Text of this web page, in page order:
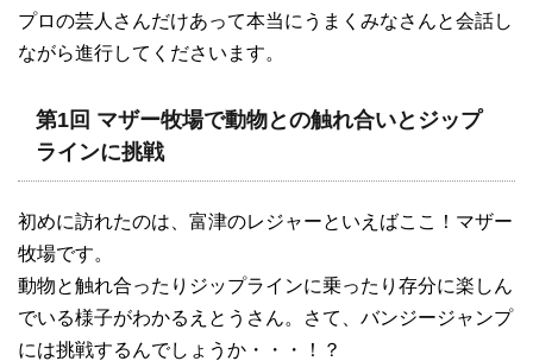
プロの芸人さんだけあって本当にうまくみなさんと会話し
ながら進行してくださいます。
第1回 マザー牧場で動物との触れ合いとジップ
ラインに挑戦
初めに訪れたのは、富津のレジャーといえばここ！マザー
牧場です。
動物と触れ合ったりジップラインに乗ったり存分に楽しん
でいる様子がわかるえとうさん。さて、バンジージャンプ
には挑戦するんでしょうか・・・！？